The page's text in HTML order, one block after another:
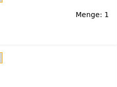
Menge: 1